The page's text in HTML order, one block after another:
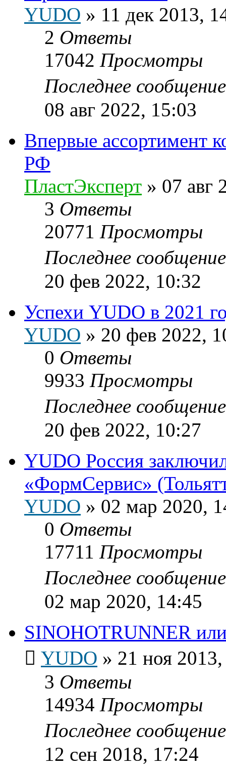
YUDO » 11 дек 2013,
2 Ответы
17042 Просмотры
Последнее
08 авг 2022, 15:03
Впервые ассортимент
РФ
ПластЭксперт » 07 авг
3 Ответы
20771 Просмотры
Последнее
20 фев 2022, 10:32
Успехи YUDO в 2021
YUDO » 20 фев 2022,
0 Ответы
9933 Просмотры
Последнее
20 фев 2022, 10:27
YUDO Россия
«ФормСервис»
YUDO » 02 мар 2020,
0 Ответы
17711 Просмотры
Последнее
02 мар 2020, 14:45
SINOHOTRUNNER
YUDO » 21 ноя
3 Ответы
14934 Просмотры
Последнее
12 сен 2018, 17:24